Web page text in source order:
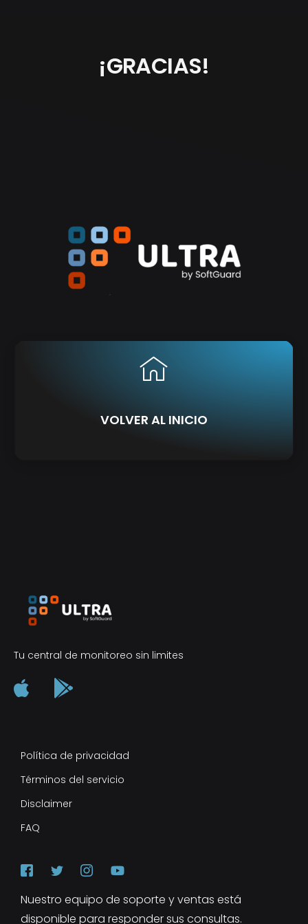
¡GRACIAS!
VOLVER AL INICIO
Tu central de monitoreo sin limites
Política de privacidad
Términos del servicio
Disclaimer
FAQ
Nuestro equipo de soporte y ventas está
disponible para responder sus consultas.